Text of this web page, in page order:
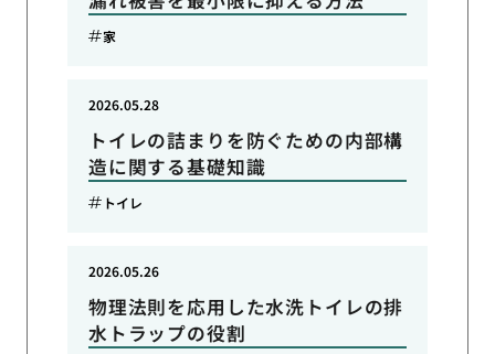
家
トイレの詰まりを防ぐための内部構
造に関する基礎知識
2026.05.28
トイレ
物理法則を応用した水洗トイレの排
水トラップの役割
2026.05.26